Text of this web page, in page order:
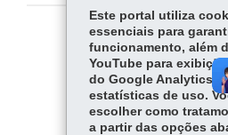
Voltar
Este portal utiliza
essenciais para
funcionamento, além
YouTube para
do Google Analytics
estatísticas de uso.
escolher como
a partir das opções